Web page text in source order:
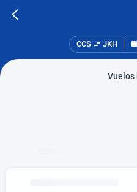
CCS JKH
Vuelos